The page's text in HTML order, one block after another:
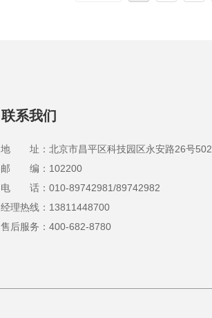
地 址：北京市昌平区科技园区永安路26号502
邮 编：102200
电 话：010-89742981/89742982
经理热线：13811448700
售后服务：400-682-8780
联系我们